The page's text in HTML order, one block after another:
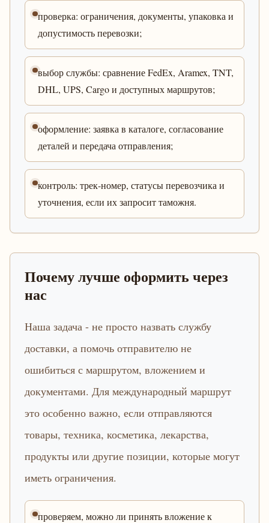
проверка: ограничения, документы, упаковка и
допустимость перевозки;
выбор службы: сравнение FedEx, Aramex, TNT,
DHL, UPS, Cargo и доступных маршрутов;
оформление: заявка в каталоге, согласование
деталей и передача отправления;
контроль: трек-номер, статусы перевозчика и
уточнения, если их запросит таможня.
Почему лучше оформить через
нас
Наша задача - не просто назвать службу
доставки, а помочь отправителю не
ошибиться с маршрутом, вложением и
документами. Для международный маршрут
это особенно важно, если отправляются
товары, техника, косметика, лекарства,
продукты или другие позиции, которые могут
иметь ограничения.
проверяем, можно ли принять вложение к